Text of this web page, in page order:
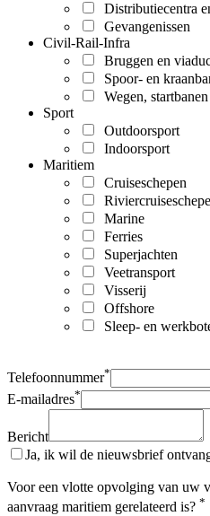
Distributiecentra
Gevangenissen
Civil-Rail-Infra
Bruggen en
Spoor- en
Wegen,
Sport
Outdoorsport
Indoorsport
Maritiem
Cruiseschepen
Marine
Ferries
Superjachten
Veetransport
Visserij
Offshore
Sleep- en
Telefoonnummer*
E-mailadres*
Bericht
Ja, ik wil de nieuwsbrief
Voor een vlotte opvolging van uw
aanvraag maritiem gerelateerd is? *